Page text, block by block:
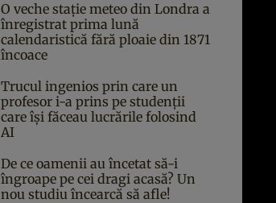
O veche stație meteo din Londra a
înregistrat prima lună
calendaristică fără ploaie din 1871
încoace
Trucul ingenios prin care un
profesor i-a prins pe studenții
care își făceau lucrările folosind
AI
De ce oamenii au încetat să-i
îngroape pe cei dragi acasă? Un
nou studiu încearcă să afle!